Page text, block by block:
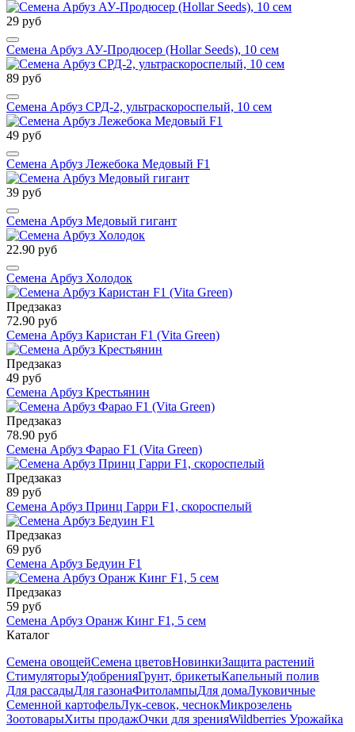
29 руб
Семена Арбуз АУ-Продюсер (Hollar Seeds), 10 сем
89 руб
Семена Арбуз СРД-2, ультраскороспелый, 10 сем
49 руб
Семена Арбуз Лежебока Медовый F1
39 руб
Семена Арбуз Медовый гигант
22.90 руб
Семена Арбуз Холодок
Предзаказ
72.90 руб
Семена Арбуз Каристан F1 (Vita Green)
Предзаказ
49 руб
Семена Арбуз Крестьянин
Предзаказ
78.90 руб
Семена Арбуз Фарао F1 (Vita Green)
Предзаказ
89 руб
Семена Арбуз Принц Гарри F1, скороспелый
Предзаказ
69 руб
Семена Арбуз Бедуин F1
Предзаказ
59 руб
Семена Арбуз Оранж Кинг F1, 5 сем
Каталог
Семена овощейСемена цветовНовинкиЗащита растений
СтимуляторыУдобренияГрунт, брикетыКапельный полив
Для рассадыДля газонаФитолампыДля домаЛуковичные
Семенной картофельЛук-севок, чеснокМикрозелень
ЗоотоварыХиты продажОчки для зренияWildberries Урожайка